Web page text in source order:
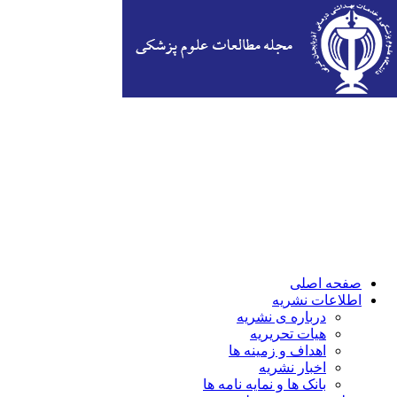
صفحه اصلی
اطلاعات نشریه
درباره ی نشریه
هیات تحریریه
اهداف و زمینه ها
اخبار نشریه
بانک ها و نمایه نامه ها